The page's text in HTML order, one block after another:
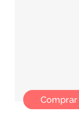
Comprar